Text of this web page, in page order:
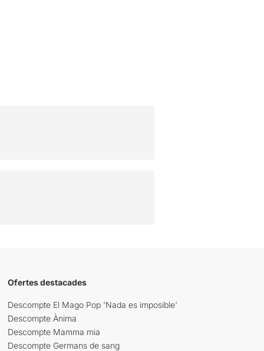
Ofertes destacades
Descompte El Mago Pop 'Nada es imposible'
Descompte Ànima
Descompte Mamma mia
Descompte Germans de sang